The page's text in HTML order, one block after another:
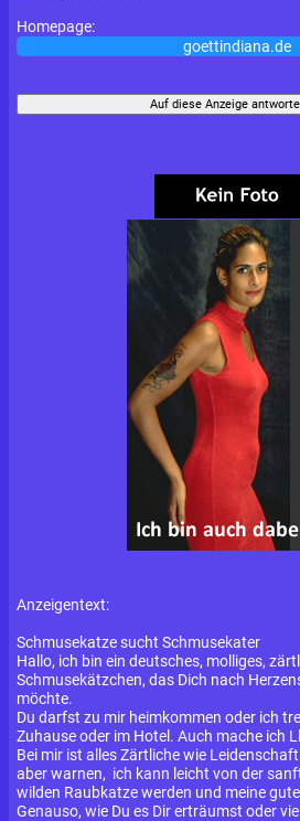
Homepage:
goettindiana.de
Anzeigentext:
Schmusekatze sucht Schmusekater
Hallo, ich bin ein deutsches, molliges,
Schmusekätzchen, das Dich nach
möchte.
Du darfst zu mir heimkommen oder ich
Zuhause oder im Hotel. Auch mache ich
Bei mir ist alles Zärtliche wie
aber warnen, ich kann leicht von der
wilden Raubkatze werden und meine
Genauso, wie Du es Dir erträumst oder